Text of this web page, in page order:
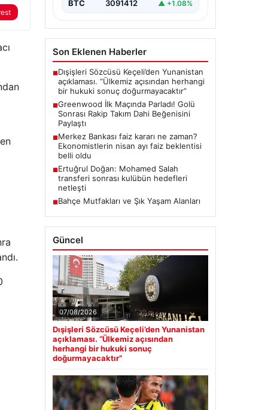
BTC 3091412 ▲ +1.08%
Son Eklenen Haberler
■Dışişleri Sözcüsü Keçeli’den Yunanistan
açıklaması. “Ülkemiz açısından herhangi
bir hukuki sonuç doğurmayacaktır”
■Greenwood İlk Maçında Parladı! Golü
Sonrası Rakip Takım Dahi Beğenisini
Paylaştı
■Merkez Bankası faiz kararı ne zaman?
Ekonomistlerin nisan ayı faiz beklentisi
belli oldu
■Ertuğrul Doğan: Mohamed Salah
transferi sonrası kulübün hedefleri
netleşti
■Bahçe Mutfakları ve Şık Yaşam Alanları
Güncel
07/08/2026
Dışişleri Sözcüsü Keçeli’den Yunanistan
açıklaması. “Ülkemiz açısından
herhangi bir hukuki sonuç
doğurmayacaktır”